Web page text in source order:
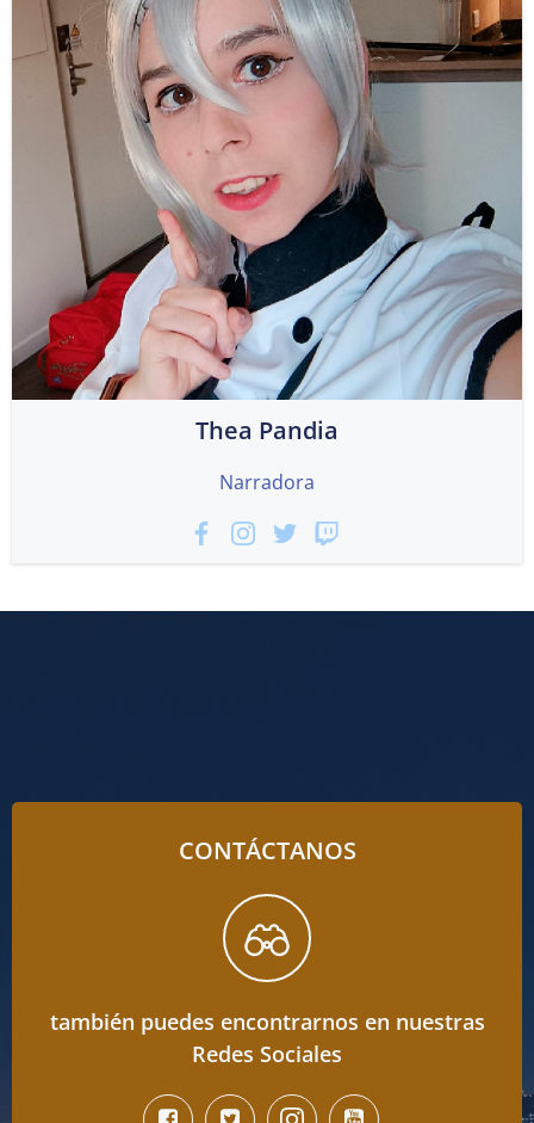
Thea Pandia
Narradora
CONTÁCTANOS
también puedes encontrarnos en nuestras
Redes Sociales